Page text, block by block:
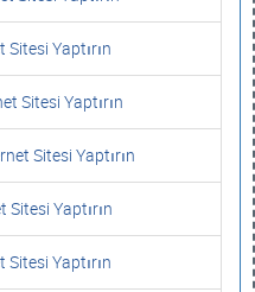
Yaptırın
Sitesi Yaptırın
Sitesi Yaptırın
Yaptırın
Yaptırın